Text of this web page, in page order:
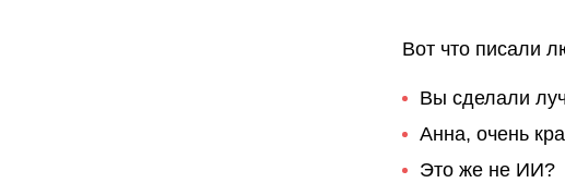
Вот что писали
Вы сделали
Анна, очень
Это же не ИИ?